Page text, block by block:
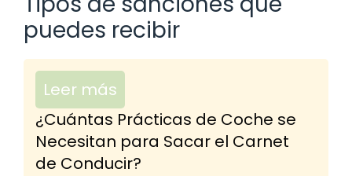
puedes recibir
Leer más
¿Cuántas Prácticas de Coche se
Necesitan para Sacar el Carnet
de Conducir?